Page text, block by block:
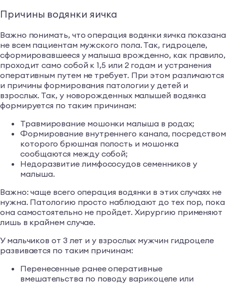
Причины водянки яичка
Важно понимать, что операция водянки яичка показана
не всем пациентам мужского пола. Так, гидроцеле,
сформировавшееся у малыша врожденно, как правило,
проходит само собой к 1,5 или 2 годам и устранения
оперативным путем не требует. При этом различаются
и причины формирования патологии у детей и
взрослых. Так, у новорожденных малышей водянка
формируется по таким причинам:
Травмирование мошонки малыша в родах;
Формирование внутреннего канала, посредством
которого брюшная полость и мошонка
сообщаются между собой;
Недоразвитие лимфососудов семенников у
малыша.
Важно: чаще всего операция водянки в этих случаях не
нужна. Патологию просто наблюдают до тех пор, пока
она самостоятельно не пройдет. Хирургию применяют
лишь в крайнем случае.
У мальчиков от 3 лет и у взрослых мужчин гидроцеле
развивается по таким причинам:
Перенесенные ранее оперативные
вмешательства по поводу варикоцеле или